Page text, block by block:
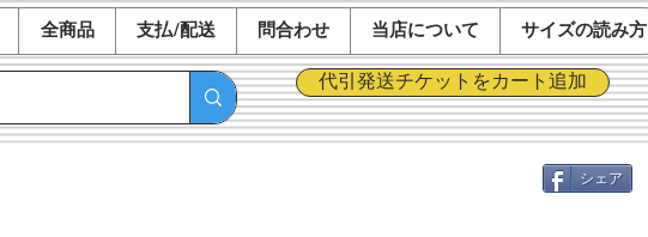
全商品 支払/配送 問合わせ 当店について サイズの読み方
代引発送チケットをカート追加
シェア